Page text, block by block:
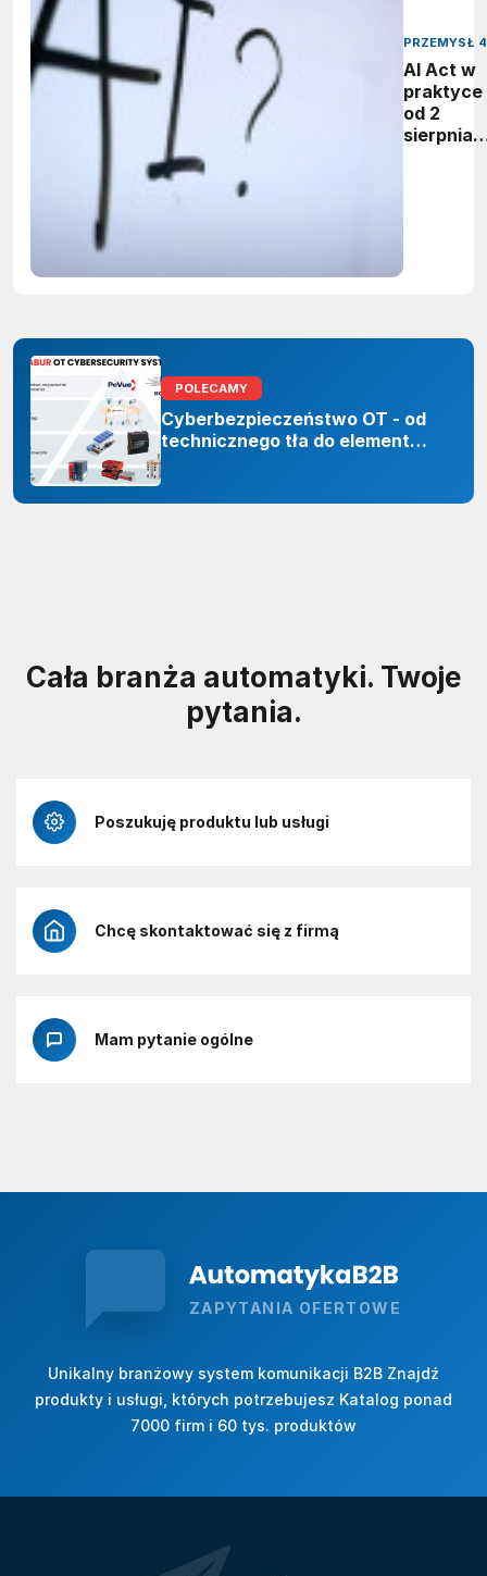
PRZEMYSŁ
AI Act w
praktyce
od 2
sierpnia
POLECAMY
Cyberbezpieczeństwo OT - od
technicznego tła do elementu
Cała branża automatyki. Twoje
pytania.
Poszukuję produktu lub usługi
Chcę skontaktować się z firmą
Mam pytanie ogólne
ZAPYTANIA OFERTOWE
Unikalny branżowy system komunikacji B2B Znajdź
produkty i usługi, których potrzebujesz Katalog ponad
7000 firm i 60 tys. produktów